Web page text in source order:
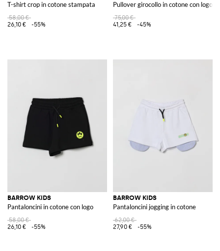
T-shirt crop in cotone stampata
58,00 €
26,10 €
-55%
Pullover girocollo in cotone con logo
75,00 €
41,25 €
-45%
BARROW KIDS
Pantaloncini in cotone con logo
58,00 €
26,10 €
-55%
BARROW KIDS
Pantaloncini jogging in cotone
62,00 €
27,90 €
-55%